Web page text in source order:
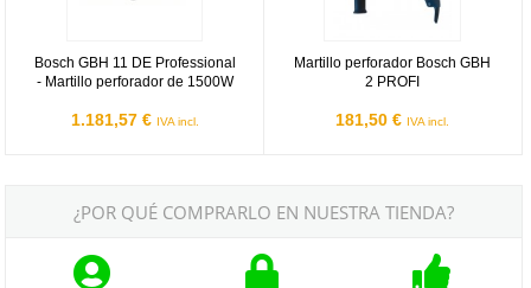
Bosch GBH 11 DE Professional
- Martillo perforador de 1500W
1.181,57 € IVA incl.
Martillo perforador Bosch GBH
2 PROFI
181,50 € IVA incl.
¿POR QUÉ COMPRARLO EN NUESTRA TIENDA?